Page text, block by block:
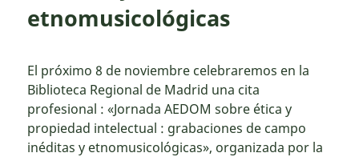
etnomusicológicas
El próximo 8 de noviembre celebraremos en la
Biblioteca Regional de Madrid una cita
profesional : «Jornada AEDOM sobre ética y
propiedad intelectual : grabaciones de campo
inéditas y etnomusicológicas», organizada por la